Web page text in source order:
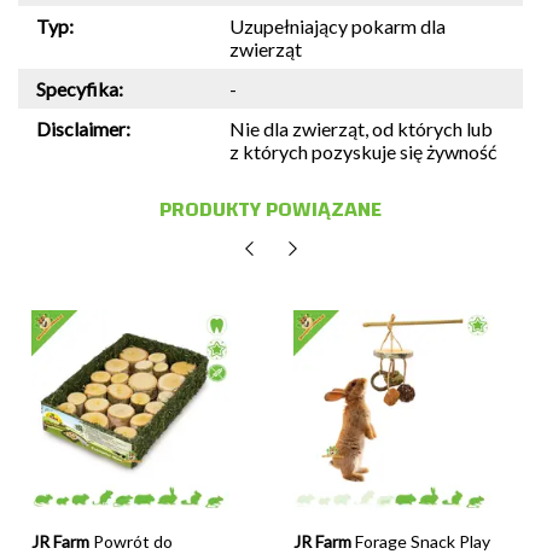
Typ:
Uzupełniający pokarm dla
zwierząt
Specyfika:
-
Disclaimer:
Nie dla zwierząt, od których lub
z których pozyskuje się żywność
PRODUKTY POWIĄZANE
JR Farm Powrót do
JR Farm Forage Snack Play